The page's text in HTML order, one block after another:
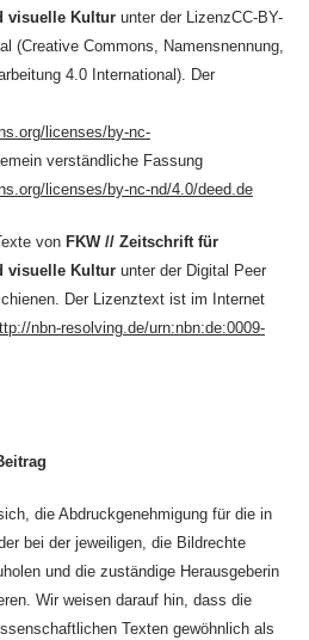
visuelle Kulturunter der LizenzCC-BY-
(Creative Commons, Namensnennung,
4.0 International). Der
licenses/by-nc-
verständliche Fassung
licenses/by-nc-nd/4.0/deed.de
von FKW // Zeitschrift für
visuelle Kulturunter der Digital Peer
Der Lizenztext ist im Internet
nbn-resolving.de/urn:nbn:de:0009-
die Abdruckgenehmigung für die in
bei der jeweiligen, die Bildrechte
und die zuständige Herausgeberin
Wir weisen darauf hin, dass die
Texten gewöhnlich als